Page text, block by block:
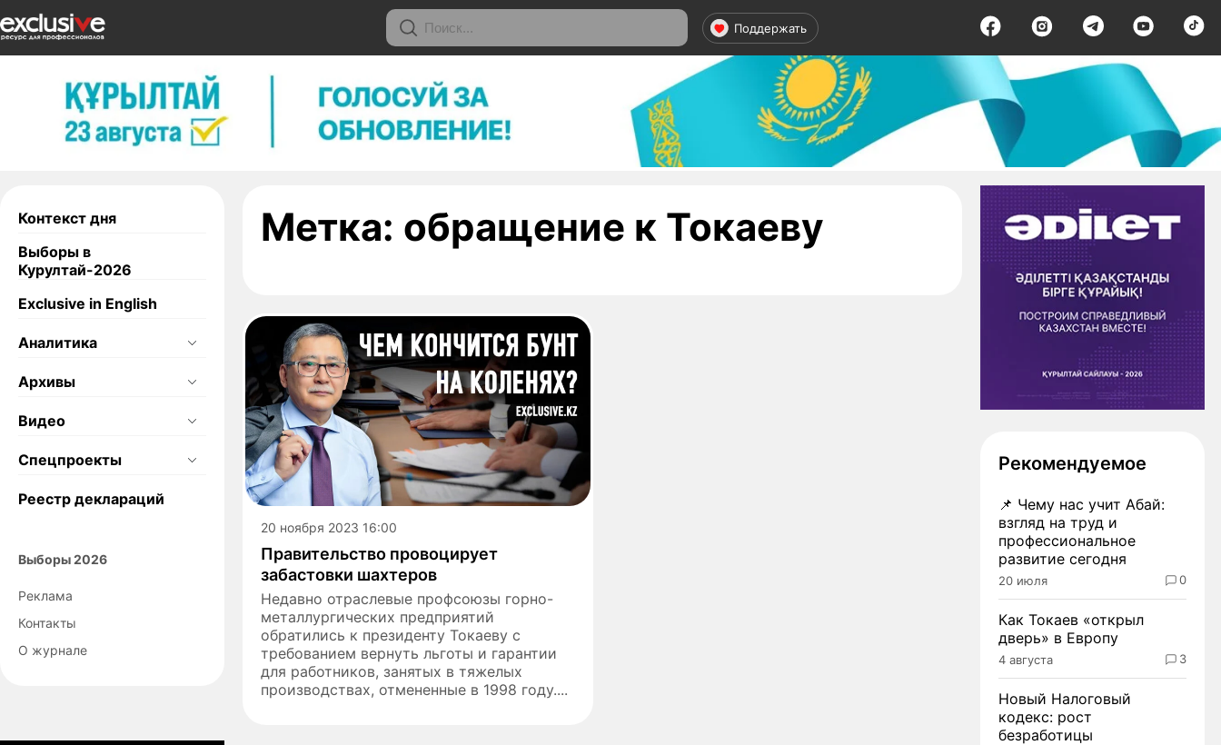
Поддержать
Контекст дня
Выборы в
Курултай-2026
Exclusive in English
Аналитика
Архивы
Видео
Спецпроекты
Реестр деклараций
Выборы 2026
Реклама
Контакты
О журнале
Метка: обращение к Токаеву - страница 1
20 ноября 2023 16:00
Правительство провоцирует
забастовки шахтеров
Недавно отраслевые профсоюзы горно-
металлургических предприятий
обратились к президенту Токаеву с
требованием вернуть льготы и гарантии
для работников, занятых в тяжелых
производствах, отмененные в 1998 году....
Рекомендуемое
📌 Чему нас учит Абай:
взгляд на труд и
профессиональное
развитие сегодня
20 июля 0
Как Токаев «открыл
дверь» в Европу
4 августа 3
Новый Налоговый
кодекс: рост
безработицы